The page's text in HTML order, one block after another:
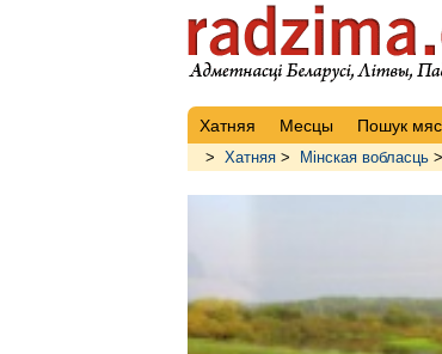
Хатняя Месцы Пошук
> Хатняя > Мінская вобласць >